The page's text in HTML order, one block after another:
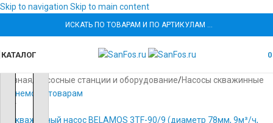
Skip to navigation Skip to main content
ИСКАТЬ ПО ТОВАРАМ И ПО АРТИКУЛАМ …
КАТАЛОГ 0
Главная/ Насосные станции и оборудование/Насосы скважинные
Вернемся к товарам
ХИТ